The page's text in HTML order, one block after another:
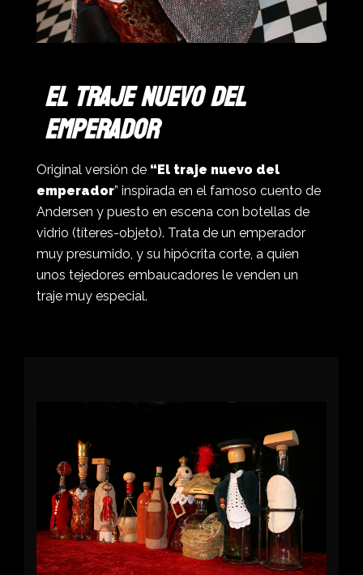
El Traje Nuevo del
Emperador
Original versión de “El traje nuevo del
emperador” inspirada en el famoso cuento de
Andersen y puesto en escena con botellas de
vidrio (títeres-objeto). Trata de un emperador
muy presumido, y su hipócrita corte, a quien
unos tejedores embaucadores le venden un
traje muy especial.